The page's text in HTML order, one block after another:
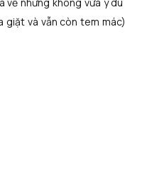
giặt và vẫn còn tem mác)